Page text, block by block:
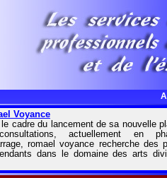
Voyance
le cadre du lancement de sa nouvelle
actuellement en
romael voyance recherche des
dans le domaine des arts